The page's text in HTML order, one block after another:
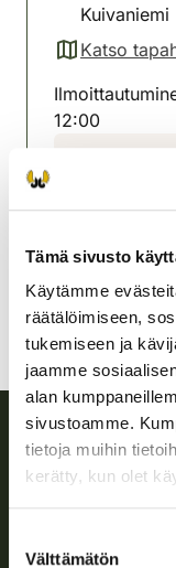
Tämä sivusto
Käytämme
räätälöimiseen,
tukemiseen ja
jaamme
alan
sivustoamme.
tietoja muihin
kerätty, kun olet
valinta
Välttämätön
Kuivaniemi
Katso
(avautuu
12:00
Suomen